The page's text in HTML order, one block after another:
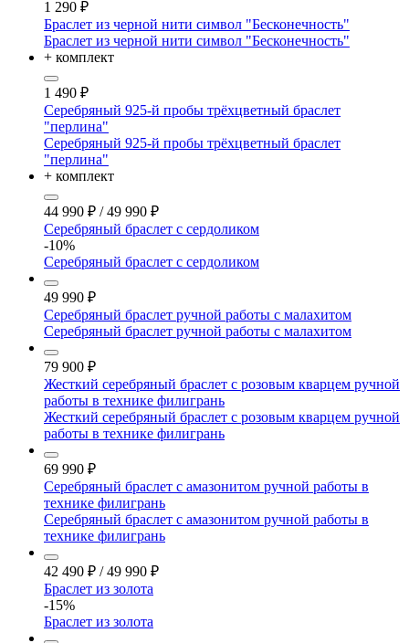
1 290 ₽
Браслет из черной нити символ "Бесконечность"
Браслет из черной нити символ "Бесконечность"
+ комплект
1 490 ₽
Серебряный 925-й пробы трёхцветный браслет
"перлина"
Серебряный 925-й пробы трёхцветный браслет
"перлина"
+ комплект
44 990 ₽ / 49 990 ₽
Серебряный браслет с сердоликом
-10%
Серебряный браслет с сердоликом
49 990 ₽
Серебряный браслет ручной работы с малахитом
Серебряный браслет ручной работы с малахитом
79 900 ₽
Жесткий серебряный браслет с розовым кварцем ручной
работы в технике филигрань
Жесткий серебряный браслет с розовым кварцем ручной
работы в технике филигрань
69 990 ₽
Серебряный браслет с амазонитом ручной работы в
технике филигрань
Серебряный браслет с амазонитом ручной работы в
технике филигрань
42 490 ₽ / 49 990 ₽
Браслет из золота
-15%
Браслет из золота